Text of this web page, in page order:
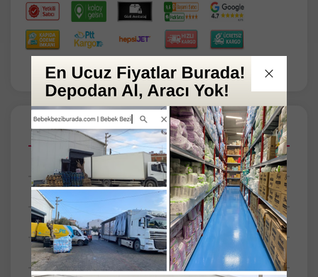
Açıklamalar
Taksit Seçenekleri
Tüm Yorumlar
Tüm Sorular
Anket